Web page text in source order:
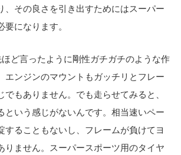
、その良さを引き出すためにはスーパー
要になります。
ど言ったように剛性ガチガチのような作
エンジンのマウントもガッチリとフレー
でもありません。でも走らせてみると、
という感じがないんです。相当速いペー
することもないし、フレームが負けてヨ
りません。スーパースポーツ用のタイヤ